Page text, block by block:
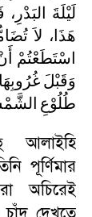
لَيْلَةَ
البَدْرِ،
هَذَا، لاَ
اسْتَطَعْتُمْ
وَقَبْلَ
طُلُوْعِ
আলাইহি
পূর্ণিমার
অচিরেই